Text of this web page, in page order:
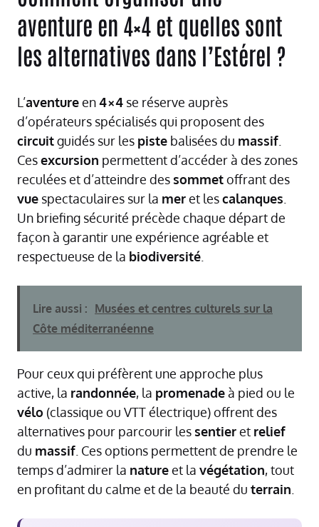
aventure en 4×4 et quelles sont
les alternatives dans l’Estérel ?
L’aventureen4×4 se réserve auprès
d’opérateurs spécialisés qui proposent des
circuitguidés sur les piste balisées du massif
Cesexcursion permettent d’accéder à des zones
reculées et d’atteindre des sommetoffrant des
vue spectaculaires sur la meret lescalanques
Un briefing sécurité précède chaque départ de
façon à garantir une expérience agréable et
respectueuse de la biodiversité
Lire aussi : Musées et centres culturels sur la
Côte méditerranéenne
Pour ceux qui préfèrent une approche plus
active, la randonnée, la promenadeà pied ou le
vélo (classique ou VTT électrique) offrent des
alternatives pour parcourir les sentieret relief
du massif . Ces options permettent de prendre le
temps d’admirer la natureet la végétation, tout
en profitant du calme et de la beauté du terrain